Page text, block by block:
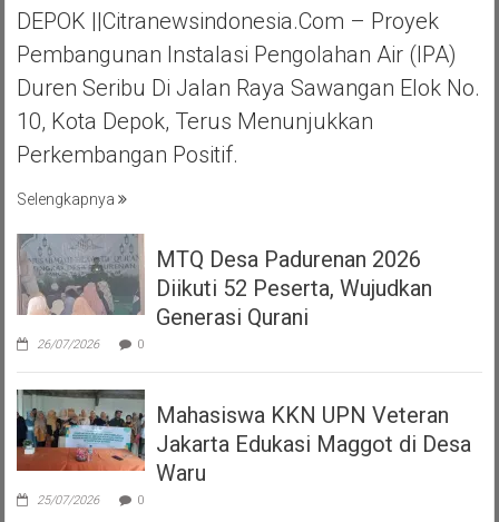
DEPOK ||Citranewsindonesia.com – Proyek
Pembangunan Instalasi Pengolahan Air (IPA)
Duren Seribu Di Jalan Raya Sawangan Elok No.
10, Kota Depok, Terus Menunjukkan
Perkembangan Positif.
Selengkapnya
MTQ Desa Padurenan 2026
Diikuti 52 Peserta, Wujudkan
Generasi Qurani
26/07/2026 0
Mahasiswa KKN UPN Veteran
Jakarta Edukasi Maggot di Desa
Waru
25/07/2026 0